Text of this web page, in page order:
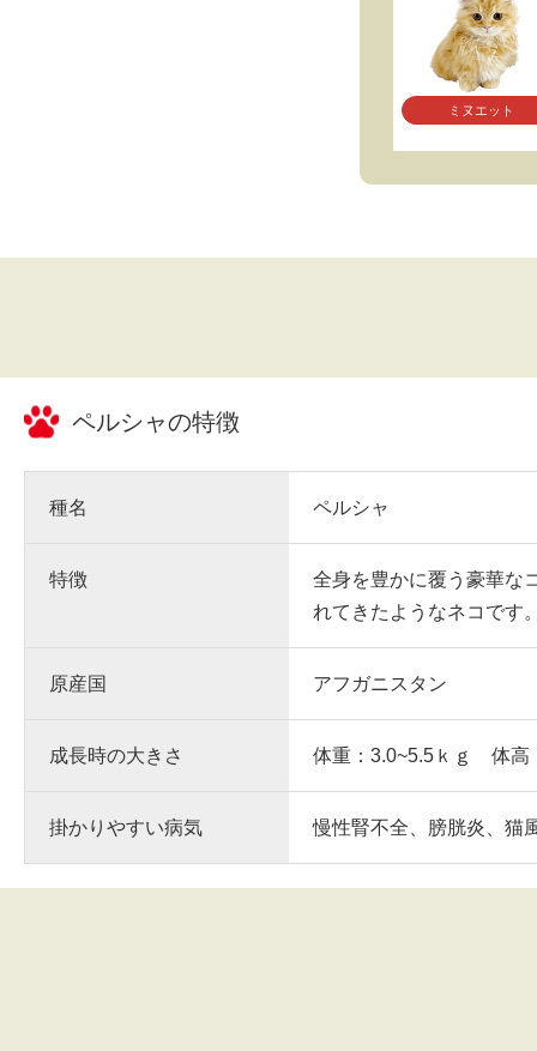
ミヌエット
ペルシャの特徴
種名 ペルシャ
特徴
全身を豊かに覆う豪華な
れてきたようなネコです
原産国 アフガニスタン
成長時の大きさ 体重：3.0~5.5ｋｇ 体高
掛かりやすい病気 慢性腎不全、膀胱炎、猫